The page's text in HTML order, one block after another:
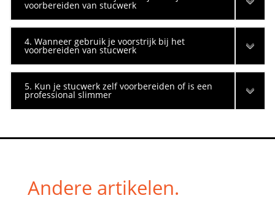
voorbereiden van stucwerk
4. Wanneer gebruik je voorstrijk bij het
voorbereiden van stucwerk
5. Kun je stucwerk zelf voorbereiden of is een
professional slimmer
Andere artikelen.